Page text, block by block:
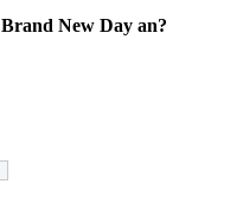
New Day an?